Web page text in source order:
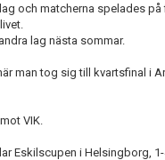
och matcherna spelades på
lag nästa sommar.
man tog sig till kvartsfinal i
VIK.
Eskilscupen i Helsingborg,